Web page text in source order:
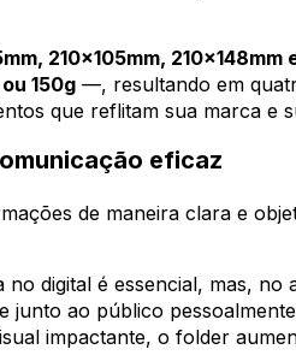
210x105mm, 210x148mm
150g —, resultando em
que reflitam sua marca e
eficaz
de maneira clara e
digital é essencial, mas,
junto ao público
impactante, o folder